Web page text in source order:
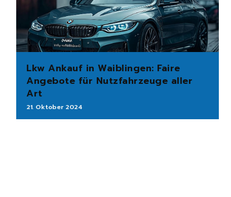
Lkw Ankauf in Waiblingen: Faire
Angebote für Nutzfahrzeuge aller
Art
21. Oktober 2024